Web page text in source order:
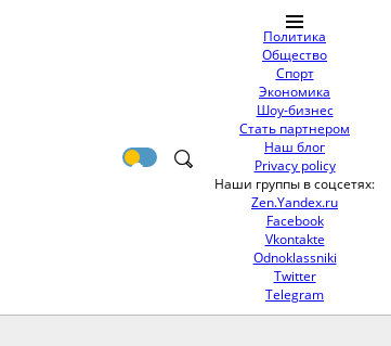
Политика
Общество
Спорт
Экономика
Шоу-бизнес
Стать партнером
Наш блог
Privacy policy
Наши группы в соцсетях:
Zen.Yandex.ru
Facebook
Vkontakte
Odnoklassniki
Twitter
Telegram